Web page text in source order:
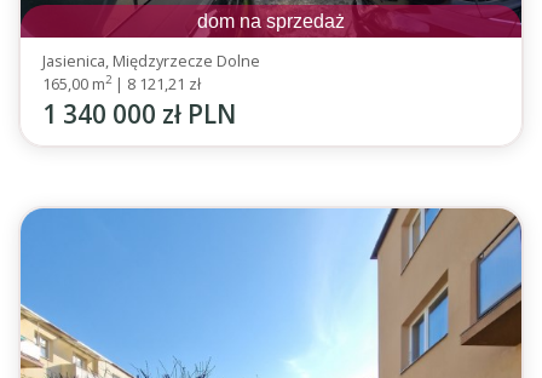
dom na sprzedaż
Jasienica, Międzyrzecze Dolne
165,00 m2 | 8 121,21 zł
1 340 000 zł PLN